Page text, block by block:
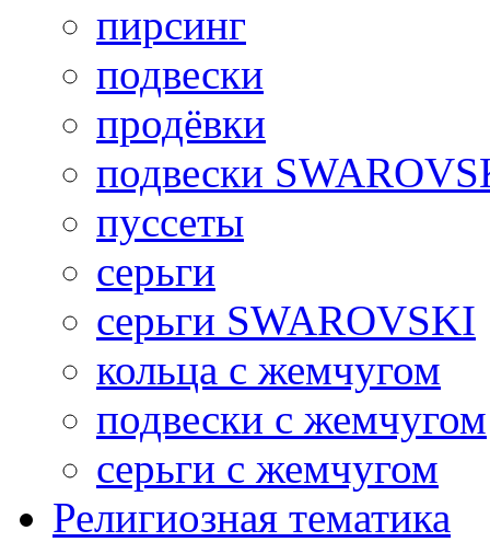
пирсинг
подвески
продёвки
подвески
пуссеты
серьги
серьги SWAROVSKI
кольца с жемчугом
подвески с жемчугом
серьги с жемчугом
Религиозная тематика